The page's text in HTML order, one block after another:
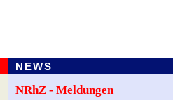
NEWS
NRhZ - Meldungen